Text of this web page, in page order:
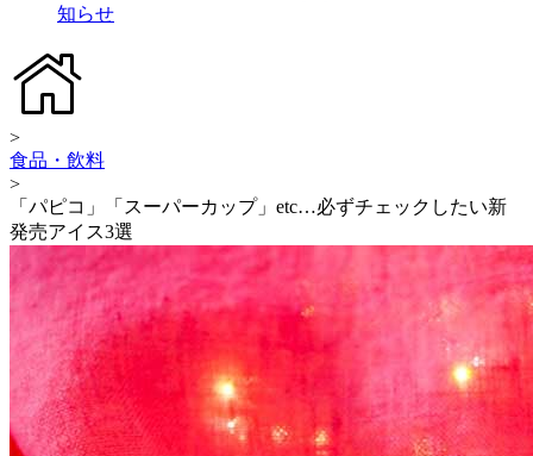
知らせ
>
食品・飲料
>
「パピコ」「スーパーカップ」etc…必ずチェックしたい新
発売アイス3選